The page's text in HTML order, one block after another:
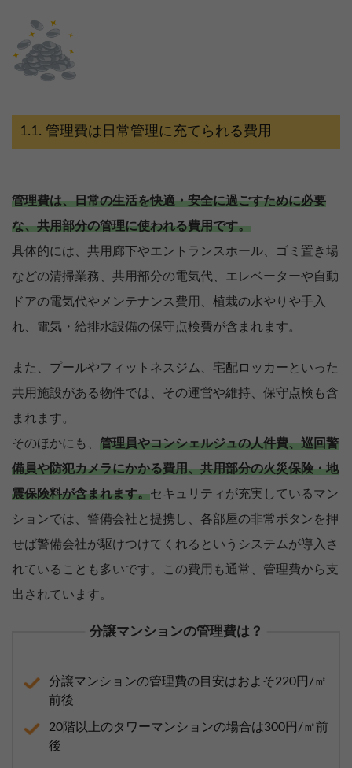
管理費は日常管理に充てられる費用
管理費は、日常の生活を快適・安全に過ごすために必要
な、共用部分の管理に使われる費用です。
具体的には、共用廊下やエントランスホール、ゴミ置き場
などの清掃業務、共用部分の電気代、エレベーターや自動
ドアの電気代やメンテナンス費用、植栽の水やりや手入
れ、電気・給排水設備の保守点検費が含まれます。
また、プールやフィットネスジム、宅配ロッカーといった
共用施設がある物件では、その運営や維持、保守点検も含
まれます。
そのほかにも、 管理員やコンシェルジュの人件費、巡回警
備員や防犯カメラにかかる費用、共用部分の火災保険・地
震保険料が含まれます。セキュリティが充実しているマン
ションでは、警備会社と提携し、各部屋の非常ボタンを押
せば警備会社が駆けつけてくれるというシステムが導入さ
れていることも多いです。この費用も通常、管理費から支
出されています。
分譲マンションの管理費は？
分譲マンションの管理費の目安はおよそ220円/㎡
前後
20階以上のタワーマンションの場合は300円/㎡前
後